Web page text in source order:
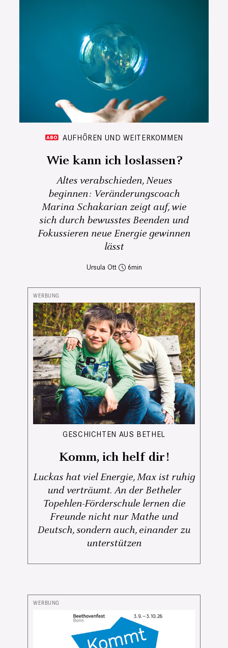
AUFHÖREN UND WEITERKOMMEN
Wie kann ich loslassen?
Altes verabschieden, Neues
beginnen: Veränderungscoach
Marina Schakarian zeigt auf, wie
sich durch bewusstes Beenden und
Fokussieren neue Energie gewinnen
lässt
Ursula Ott 6
GESCHICHTEN AUS BETHEL
Komm, ich helf dir!
Luckas hat viel Energie, Max ist ruhig
und verträumt. An der Betheler
Topehlen-Förderschule lernen die
Freunde nicht nur Mathe und
Deutsch, sondern auch, einander zu
unterstützen